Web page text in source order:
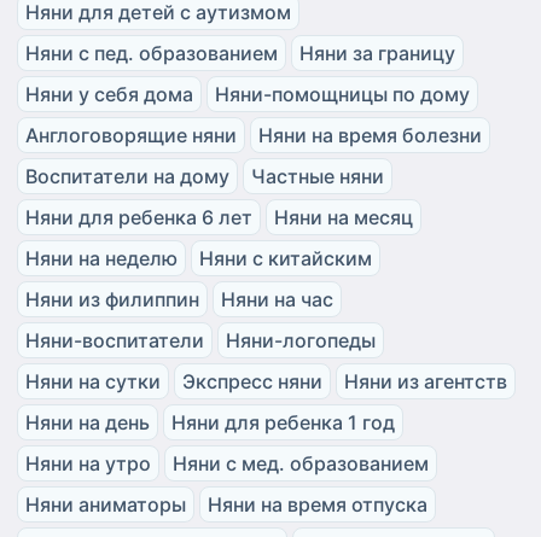
Няни для детей с аутизмом
Няни с пед. образованием
Няни за границу
Няни у себя дома
Няни-помощницы по дому
Англоговорящие няни
Няни на время болезни
Воспитатели на дому
Частные няни
Няни для ребенка 6 лет
Няни на месяц
Няни на неделю
Няни с китайским
Няни из филиппин
Няни на час
Няни-воспитатели
Няни-логопеды
Няни на сутки
Экспресс няни
Няни из агентств
Няни на день
Няни для ребенка 1 год
Няни на утро
Няни с мед. образованием
Няни аниматоры
Няни на время отпуска